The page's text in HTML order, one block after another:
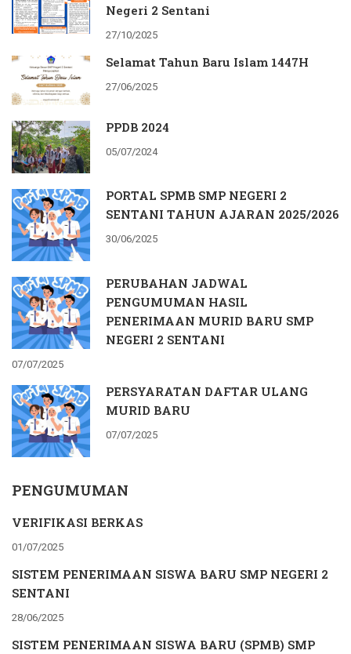
Negeri 2 Sentani
27/10/2025
Selamat Tahun Baru Islam 1447H
27/06/2025
PPDB 2024
05/07/2024
PORTAL SPMB SMP NEGERI 2
SENTANI TAHUN AJARAN 2025/2026
30/06/2025
PERUBAHAN JADWAL
PENGUMUMAN HASIL
PENERIMAAN MURID BARU SMP
NEGERI 2 SENTANI
07/07/2025
PERSYARATAN DAFTAR ULANG
MURID BARU
07/07/2025
PENGUMUMAN
VERIFIKASI BERKAS
01/07/2025
SISTEM PENERIMAAN SISWA BARU SMP NEGERI 2
SENTANI
28/06/2025
SISTEM PENERIMAAN SISWA BARU (SPMB) SMP